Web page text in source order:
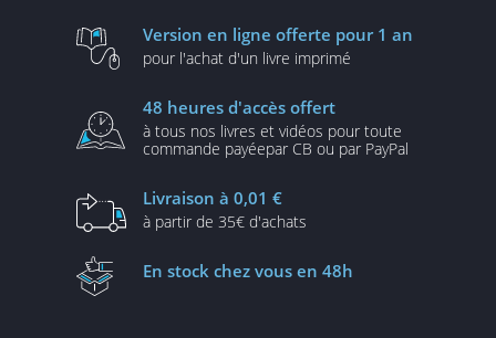
Version en ligne offerte pour 1 an
pour l'achat d'un livre imprimé
48 heures d'accès offert
à tous nos livres et vidéos pour toute
commande payéepar CB ou par PayPal
Livraison à 0,01 €
à partir de 35€ d'achats
En stock chez vous en 48h